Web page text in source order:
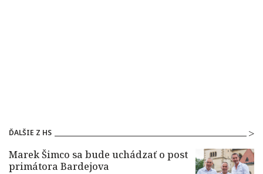
ĎALŠIE Z HS
Marek Šimco sa bude uchádzať o post
primátora Bardejova